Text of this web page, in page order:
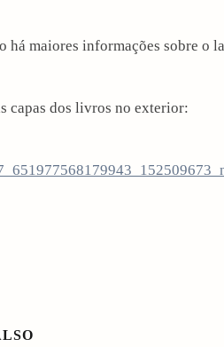
há maiores informações sobre o
capas dos livros no exterior: